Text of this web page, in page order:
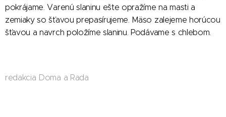
pokrájame. Varenú slaninu ešte opražíme na masti a
zemiaky so šťavou prepasírujeme. Mäso zalejeme horúcou
šťavou a navrch položíme slaninu. Podávame s chlebom.
redakcia Doma a Rada